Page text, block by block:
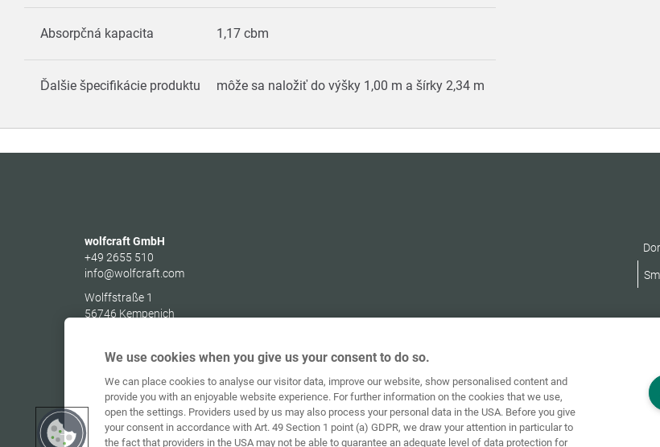
Absorpčná kapacita 1,17 cbm
Ďalšie špecifikácie produktu môže sa naložiť do výšky 1,00 m a šírky 2,34 m
wolfcraft GmbH
+49 2655 510
info@wolfcraft.com
Wolffstraße 1
56746 Kempenich
We use cookies when you give us your consent to do so.
We can place cookies to analyse our visitor data, improve our website, show personalised content and
provide you with an enjoyable website experience. For further information on the cookies that we use,
open the settings. Providers used by us may also process your personal data in the USA. Before you give
your consent in accordance with Art. 49 Section 1 point (a) GDPR, we draw your attention in particular to
the fact that providers in the USA may not be able to guarantee an adequate level of data protection for